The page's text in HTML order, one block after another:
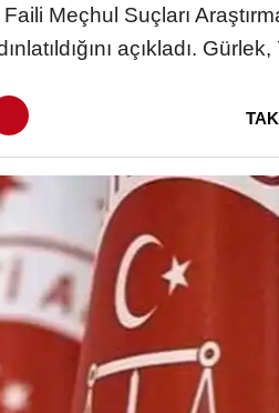
Meçhul Suçları
açıkladı.